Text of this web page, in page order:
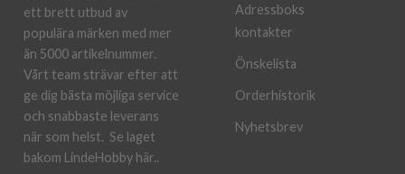
ett brett utbud av
populära märken med mer
än 5000 artikelnummer.
Vårt team strävar efter att
ge dig bästa möjliga service
och snabbaste leverans
när som helst. Se laget
bakom LindeHobby här..
Adressboks
kontakter
Önskelista
Orderhistorik
Nyhetsbrev